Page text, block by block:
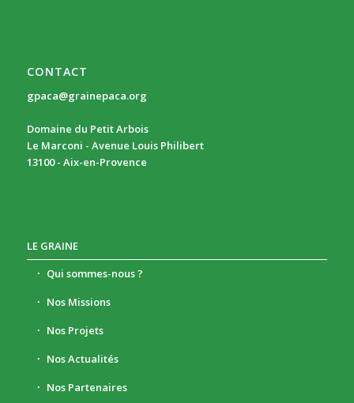
CONTACT
gpaca@grainepaca.org
Domaine du Petit Arbois
Le Marconi - Avenue Louis Philibert
13100 - Aix-en-Provence
LE GRAINE
Qui sommes-nous ?
Nos Missions
Nos Projets
Nos Actualités
Nos Partenaires